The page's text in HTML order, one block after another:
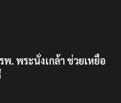
พ. พระนั่งเกล้า ช่วยเหยื่อ